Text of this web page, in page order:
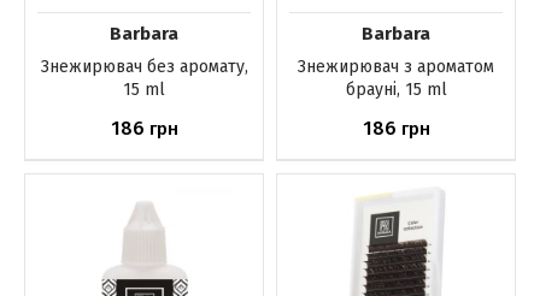
Barbara
Знежирювач без аромату,
15 ml
186 грн
Barbara
Знежирювач з ароматом
брауні, 15 ml
186 грн
Немає в наявності